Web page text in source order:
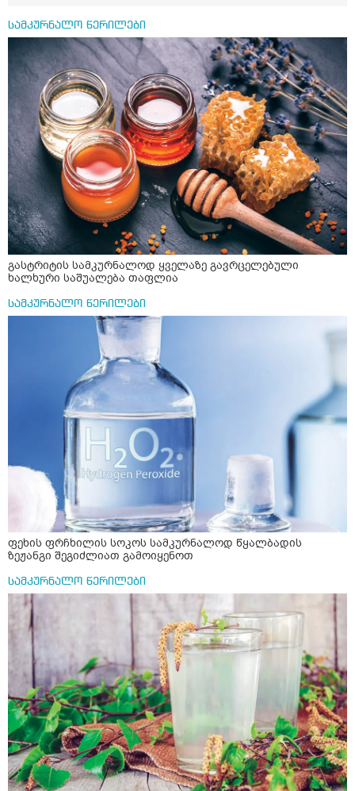
არის ანთების საწინააღმდეგო,ანტიოქსიდანტური და
დამამშვიდებელი( მშვიდი ძილისთვის)
სამკურნალო წერილები
გასტრიტის სამკურნალოდ ყველაზე გავრცელებული
ხალხური საშუალება თაფლია
სამკურნალო წერილები
ფეხის ფრჩხილის სოკოს სამკურნალოდ წყალბადის
ზეჟანგი შეგიძლიათ გამოიყენოთ
სამკურნალო წერილები